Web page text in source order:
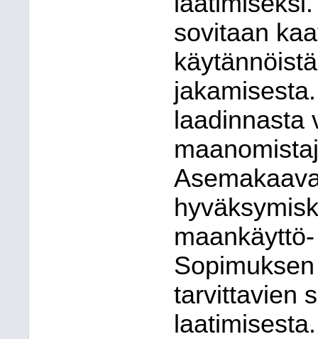
sovitaan
laadinnasta
tarvittavien
laatimisesta.